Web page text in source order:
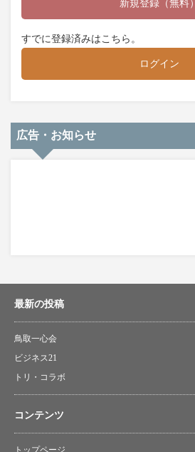
新規登録（無料）
すでに登録済みはこちら。
ログイン
広告・お知らせ
最新の投稿
鳥取一心会
ビジネス21
トリ・コラボ
コンテンツ
トップページ